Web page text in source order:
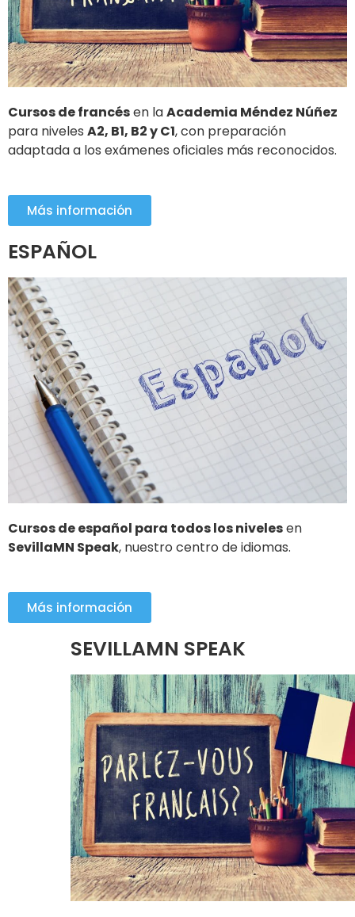
Cursos de francésen laAcademia Méndez Núñez
para niveles A2, B1, B2 y C1, con preparación
adaptada a los exámenes oficiales más reconocidos.
Más información
ESPAÑOL
Cursos de español para todos los nivelesen
SevillaMN Speak, nuestro centro de idiomas.
Más información
SEVILLAMN SPEAK